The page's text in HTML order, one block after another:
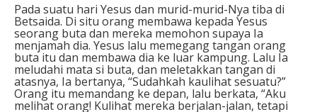
Pada suatu hari Yesus dan murid-murid-Nya tiba di
Betsaida. Di situ orang membawa kepada Yesus
seorang buta dan mereka memohon supaya Ia
menjamah dia. Yesus lalu memegang tangan orang
buta itu dan membawa dia ke luar kampung. Lalu Ia
meludahi mata si buta, dan meletakkan tangan di
atasnya, Ia bertanya, “Sudahkah kaulihat sesuatu?”
Orang itu memandang ke depan, lalu berkata, “Aku
melihat orang! Kulihat mereka berjalan-jalan, tetapi